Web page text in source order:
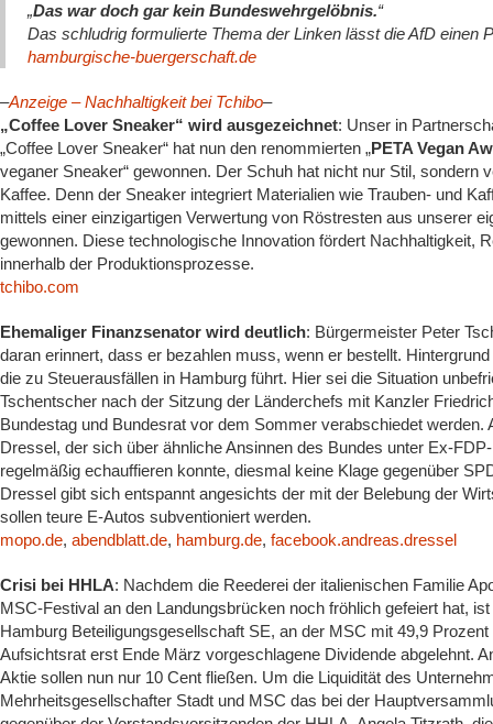
„Das war doch gar kein Bundeswehrgelöbnis.“
Das schludrig formulierte Thema der Linken lässt die AfD einen
hamburgische-buergerschaft.de
–Anzeige – Nachhaltigkeit bei Tchibo–
„Coffee Lover Sneaker“ wird ausgezeichnet: Unser in
„Coffee Lover Sneaker“ hat nun den renommierten „PETA Vegan
veganer Sneaker“ gewonnen. Der Schuh hat nicht nur Stil, sondern
Kaffee. Denn der Sneaker integriert Materialien wie Trauben- und
mittels einer einzigartigen Verwertung von Röstresten aus unserer
gewonnen. Diese technologische Innovation fördert Nachhaltigkeit,
innerhalb der Produktionsprozesse.
tchibo.com
Ehemaliger Finanzsenator wird deutlich: Bürgermeister Peter
daran erinnert, dass er bezahlen muss, wenn er bestellt.
die zu Steuerausfällen in Hamburg führt. Hier sei die Situation
Tschentscher nach der Sitzung der Länderchefs mit Kanzler
Bundestag und Bundesrat vor dem Sommer verabschiedet werden.
Dressel, der sich über ähnliche Ansinnen des Bundes unter Ex-
regelmäßig echauffieren konnte, diesmal keine Klage gegenüber
Dressel gibt sich entspannt angesichts der mit der Belebung der
sollen teure E-Autos subventioniert werden.
mopo.de, abendblatt.de, hamburg.de, facebook.andreas.dressel
Crisi bei HHLA: Nachdem die Reederei der italienischen Familie
MSC-Festival an den Landungsbrücken noch fröhlich gefeiert hat,
Hamburg Beteiligungsgesellschaft SE, an der MSC mit 49,9
Aufsichtsrat erst Ende März vorgeschlagene Dividende abgelehnt.
Aktie sollen nun nur 10 Cent fließen. Um die Liquidität des
Mehrheitsgesellschafter Stadt und MSC das bei der